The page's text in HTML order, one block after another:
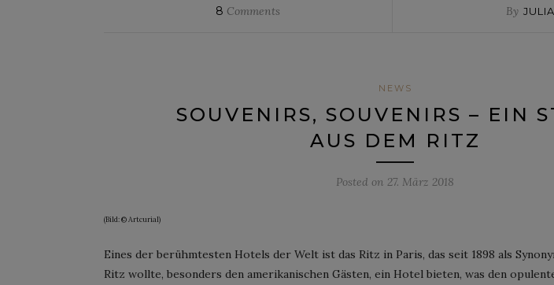
8 Comments By
NEWS
SOUVENIRS, SOUVENIRS – EIN
AUS DEM RITZ
Posted on 27. März 2018
(Bild: © Artcurial)
Eines der berühmtesten Hotels der Welt ist das Ritz in Paris, das seit 1898 als
Ritz wollte, besonders den amerikanischen Gästen, ein Hotel bieten, was den